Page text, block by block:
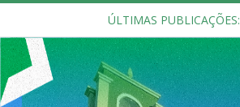
ÚLTIMAS PUBLICAÇÕES: